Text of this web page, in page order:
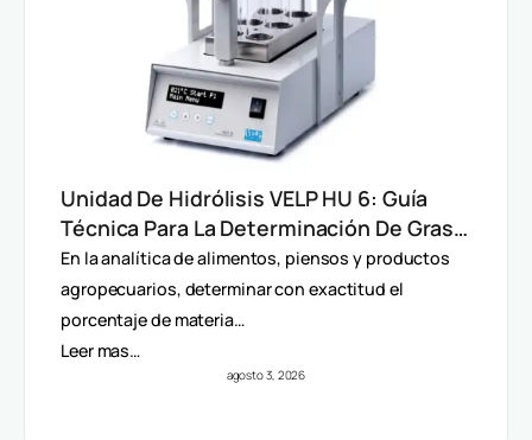
Unidad De Hidrólisis VELP HU 6: Guía
Técnica Para La Determinación De Grasa
Total En Alimentos
En la analítica de alimentos, piensos y productos
agropecuarios, determinar con exactitud el
porcentaje de materia…
Leer mas…
agosto 3, 2026